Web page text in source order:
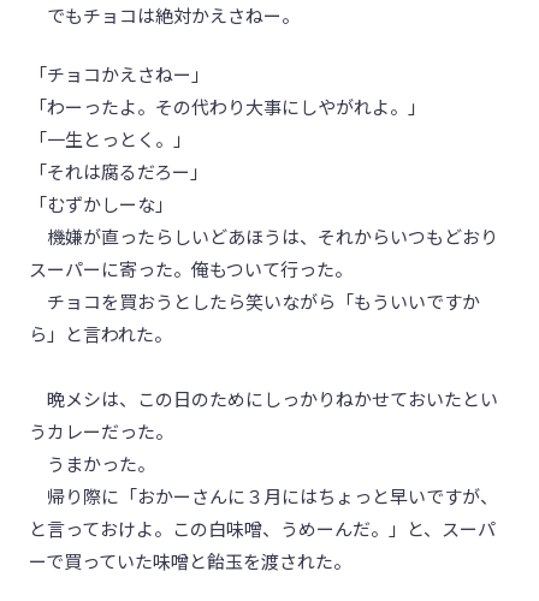
でもチョコは絶対かえさねー。
「チョコかえさねー」
「わーったよ。その代わり大事にしやがれよ。」
「一生とっとく。」
「それは腐るだろー」
「むずかしーな」
機嫌が直ったらしいどあほうは、それからいつもどおり
スーパーに寄った。俺もついて行った。
チョコを買おうとしたら笑いながら「もういいですか
ら」と言われた。
晩メシは、この日のためにしっかりねかせておいたとい
うカレーだった。
うまかった。
帰り際に「おかーさんに３月にはちょっと早いですが、
と言っておけよ。この白味噌、うめーんだ。」と、スーパ
ーで買っていた味噌と飴玉を渡された。